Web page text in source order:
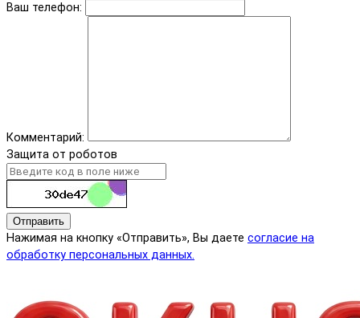
Ваш телефон:
Комментарий:
Защита от роботов
Отправить
Нажимая на кнопку «Отправить», Вы даете согласие на
обработку персональных данных.